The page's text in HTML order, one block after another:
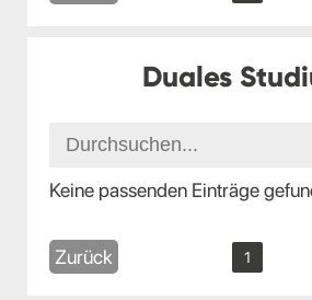
Duales
Keine passenden Einträge
Zurück 1